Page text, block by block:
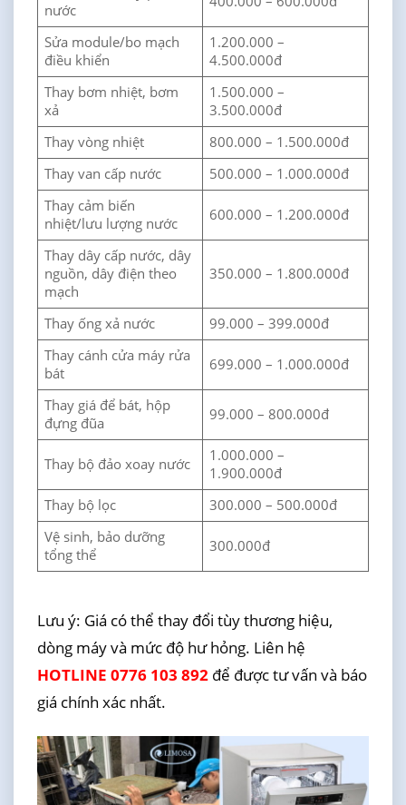
nước
Sửa module/bo mạch
điều khiển
1.200.000 –
4.500.000đ
Thay bơm nhiệt, bơm
xả
1.500.000 –
3.500.000đ
Thay vòng nhiệt
800.000 – 1.500.000đ
Thay van cấp nước
500.000 – 1.000.000đ
Thay cảm biến
nhiệt/lưu lượng nước
600.000 – 1.200.000đ
Thay dây cấp nước, dây
nguồn, dây điện theo
mạch
350.000 – 1.800.000đ
Thay ống xả nước
99.000 – 399.000đ
Thay cánh cửa máy rửa
bát
699.000 – 1.000.000đ
Thay giá để bát, hộp
đựng đũa
99.000 – 800.000đ
Thay bộ đảo xoay nước
1.000.000 –
1.900.000đ
Thay bộ lọc
300.000 – 500.000đ
Vệ sinh, bảo dưỡng
tổng thể
300.000đ
Lưu ý: Giá có thể thay đổi tùy thương hiệu,
dòng máy và mức độ hư hỏng. Liên hệ
HOTLINE 0776 103 892để được tư vấn và báo
giá chính xác nhất.